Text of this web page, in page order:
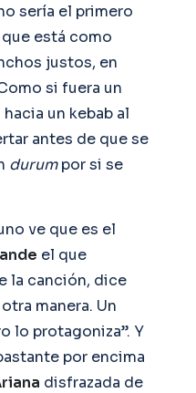
sería el primero
está como
justos, en
si fuera un
un kebab al
antes de que se
durumpor si se
ve que es el
el que
la canción, dice
manera. Un
lo protagoniza”. Y
por encima
disfrazada de